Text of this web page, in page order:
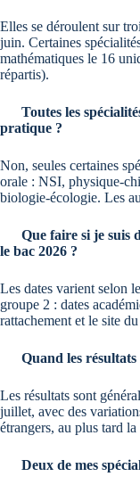
Elles se déroulent sur
juin. Certaines
mathématiques le 16
répartis).
Toutes les
pratique ?
Non, seules certaines
orale : NSI, physique-
biologie-écologie. Les
Que faire si je suis
le bac 2026 ?
Les dates varient selon
groupe 2 : dates
rattachement et le site
Quand les
Les résultats sont
juillet, avec des
étrangers, au plus tard
Deux de mes